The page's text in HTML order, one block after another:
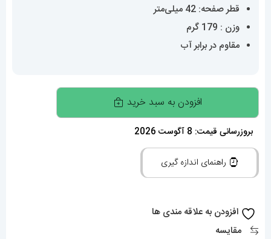
قطر صفحه: 42 میلی‌متر
وزن : 179 گرم
مقاوم در برابر آب
ساعت
تگ
هویر
مردانه
کرنوگراف
استیل
افزودن به سبد خرید
بروزرسانی قیمت: 8 آگوست 2026
راهنمای اندازه گیری
افزودن به علاقه مندی ها
مقایسه